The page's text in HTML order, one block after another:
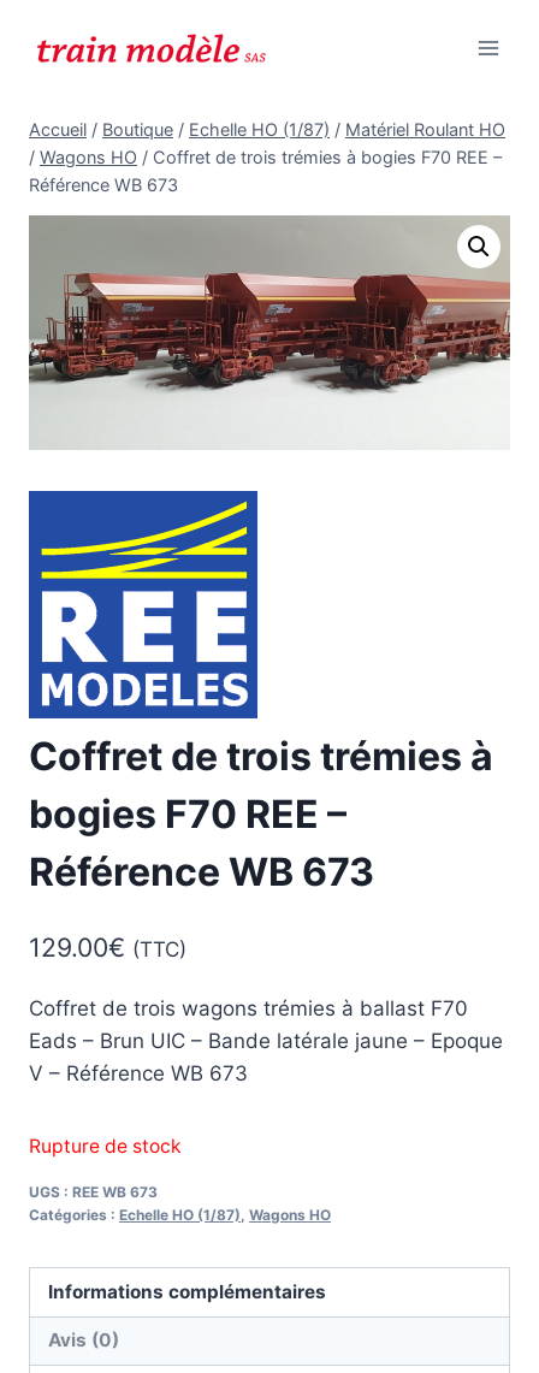
Accueil / Boutique / Echelle HO (1/87) / Matériel Roulant HO
/ Wagons HO / Coffret de trois trémies à bogies F70 REE –
Référence WB 673
Coffret de trois trémies à
bogies F70 REE –
Référence WB 673
129.00€ (TTC)
Coffret de trois wagons trémies à ballast F70
Eads – Brun UIC – Bande latérale jaune – Epoque
V – Référence WB 673
Rupture de stock
UGS : REE WB 673
Catégories : Echelle HO (1/87), Wagons HO
Informations complémentaires
Avis (0)